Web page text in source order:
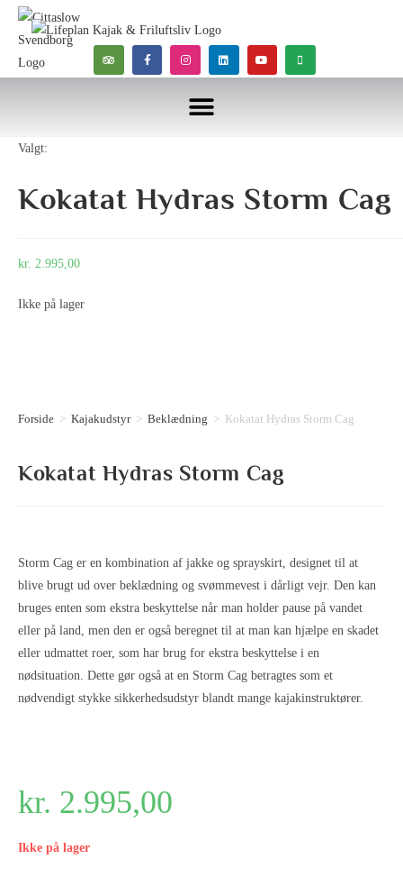
Valgt:
Kokatat Hydras Storm Cag
kr. 2.995,00
Ikke på lager
Forside > Kajakudstyr > Beklædning > Kokatat Hydras Storm Cag
Kokatat Hydras Storm Cag
Storm Cag er en kombination af jakke og sprayskirt, designet til at
blive brugt ud over beklædning og svømmevest i dårligt vejr. Den kan
bruges enten som ekstra beskyttelse når man holder pause på vandet
eller på land, men den er også beregnet til at man kan hjælpe en skadet
eller udmattet roer, som har brug for ekstra beskyttelse i en
nødsituation. Dette gør også at en Storm Cag betragtes som et
nødvendigt stykke sikkerhedsudstyr blandt mange kajakinstruktører.
kr. 2.995,00
Ikke på lager